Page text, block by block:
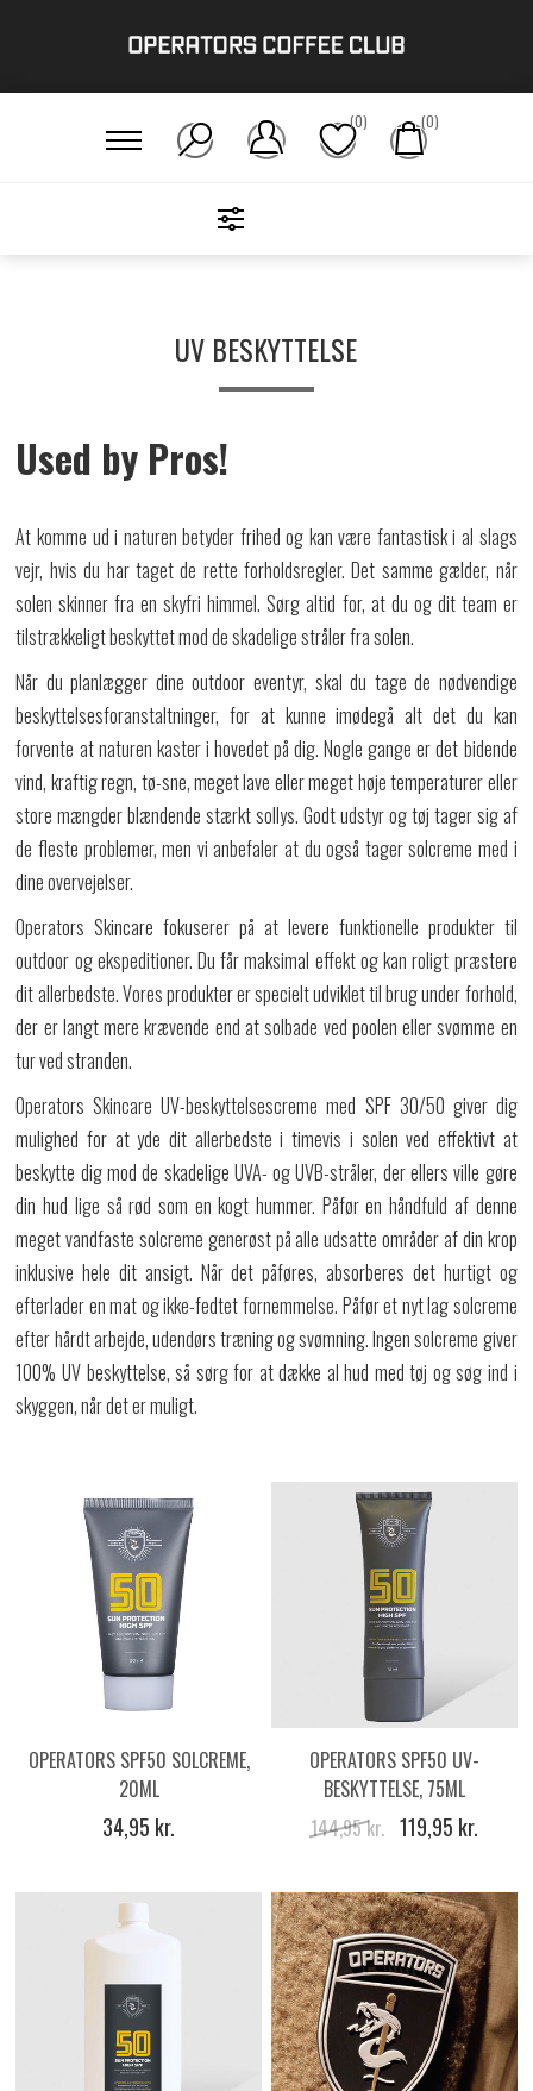
(0) (0)
Hudpleje
UV BESKYTTELSE
Used by Pros!
At komme ud i naturen betyder frihed og kan være fantastisk i al slags
vejr, hvis du har taget de rette forholdsregler. Det samme gælder, når
solen skinner fra en skyfri himmel. Sørg altid for, at du og dit team er
tilstrækkeligt beskyttet mod de skadelige stråler fra solen.
Når du planlægger dine outdoor eventyr, skal du tage de nødvendige
beskyttelsesforanstaltninger, for at kunne imødegå alt det du kan
forvente at naturen kaster i hovedet på dig. Nogle gange er det bidende
vind, kraftig regn, tø-sne, meget lave eller meget høje temperaturer eller
store mængder blændende stærkt sollys. Godt udstyr og tøj tager sig af
de fleste problemer, men vi anbefaler at du også tager solcreme med i
dine overvejelser.
Operators Skincare fokuserer på at levere funktionelle produkter til
outdoor og ekspeditioner. Du får maksimal effekt og kan roligt præstere
dit allerbedste. Vores produkter er specielt udviklet til brug under forhold,
der er langt mere krævende end at solbade ved poolen eller svømme en
tur ved stranden.
Operators Skincare UV-beskyttelsescreme med SPF 30/50 giver dig
mulighed for at yde dit allerbedste i timevis i solen ved effektivt at
beskytte dig mod de skadelige UVA- og UVB-stråler, der ellers ville gøre
din hud lige så rød som en kogt hummer. Påfør en håndfuld af denne
meget vandfaste solcreme generøst på alle udsatte områder af din krop
inklusive hele dit ansigt. Når det påføres, absorberes det hurtigt og
efterlader en mat og ikke-fedtet fornemmelse. Påfør et nyt lag solcreme
efter hårdt arbejde, udendørs træning og svømning. Ingen solcreme giver
100% UV beskyttelse, så sørg for at dække al hud med tøj og søg ind i
skyggen, når det er muligt.
OPERATORS SPF50 SOLCREME,
20ML
34,95 kr.
OPERATORS SPF50 UV-
BESKYTTELSE, 75ML
144,95 kr. 119,95 kr.